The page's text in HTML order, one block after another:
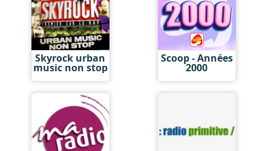
Skyrock urban
music non stop
Scoop - Années
2000